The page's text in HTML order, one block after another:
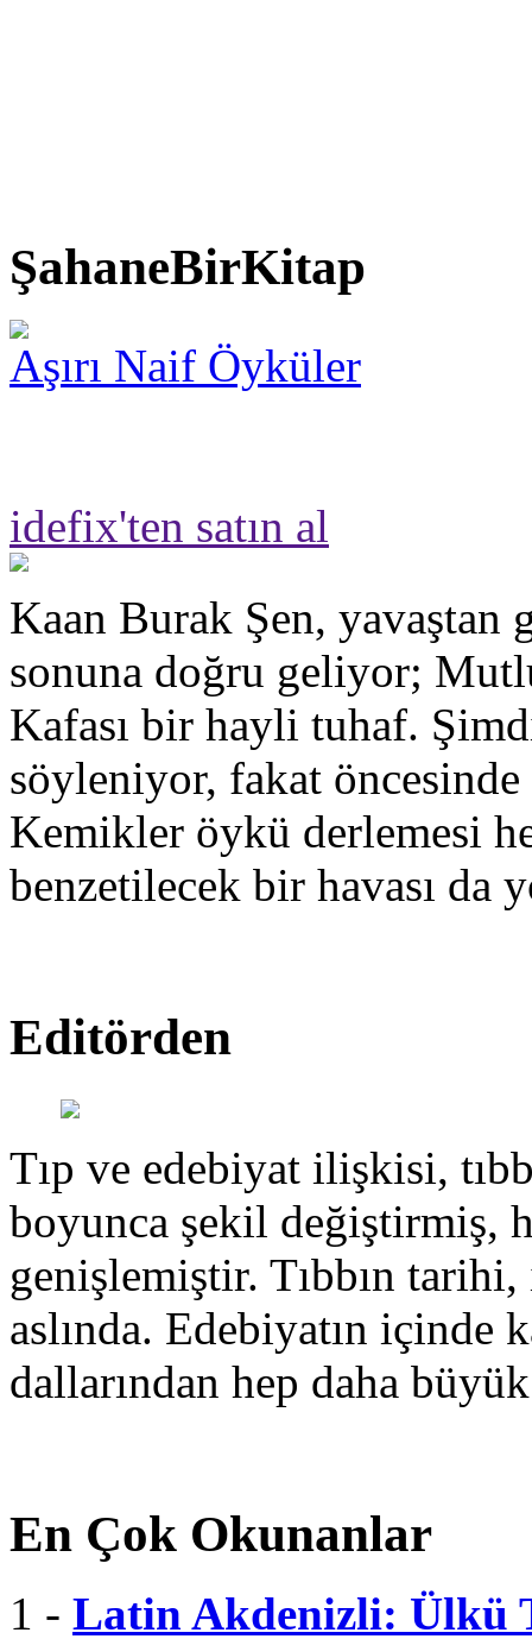
ŞahaneBirKitap
Aşırı Naif Öyküler
idefix'ten satın al
Kaan Burak Şen, yavaştan
sonuna doğru geliyor;
Kafası bir hayli tuhaf.
söyleniyor, fakat
Kemikler öykü derlemesi
benzetilecek bir havası da
Editörden
Tıp ve edebiyat ilişkisi,
boyunca şekil değiştirmiş,
genişlemiştir. Tıbbın
aslında. Edebiyatın içinde
dallarından hep daha
En Çok Okunanlar
1 - Latin Akdenizli: Ülkü